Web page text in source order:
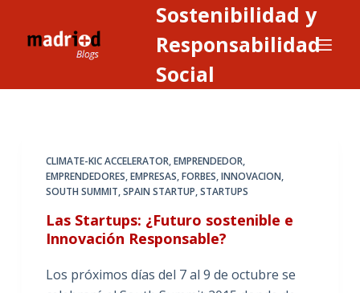
Sostenibilidad y
Responsabilidad
Social
CLIMATE-KIC ACCELERATOR,EMPRENDEDOR,
EMPRENDEDORES,EMPRESAS,FORBES,INNOVACION,
SOUTH SUMMIT,SPAIN STARTUP,STARTUPS
Las Startups: ¿Futuro sostenible e
Innovación Responsable?
Los próximos días del 7 al 9 de octubre se